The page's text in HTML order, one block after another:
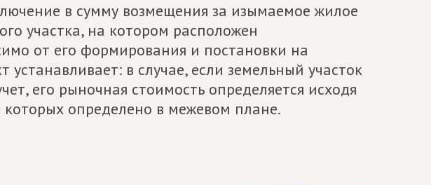
в сумму возмещения за изымаемое жилое
участка, на котором расположен
от его формирования и постановки на
устанавливает: в случае, если земельный участок
его рыночная стоимость определяется исходя
определено в межевом плане.